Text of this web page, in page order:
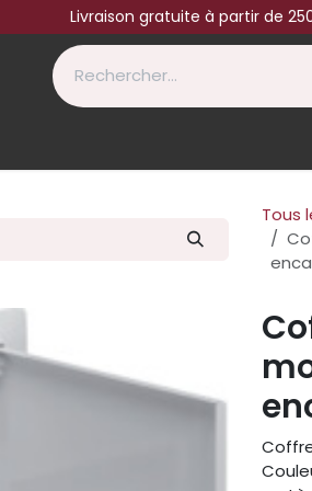
Livraison gratuite à partir de
Tous